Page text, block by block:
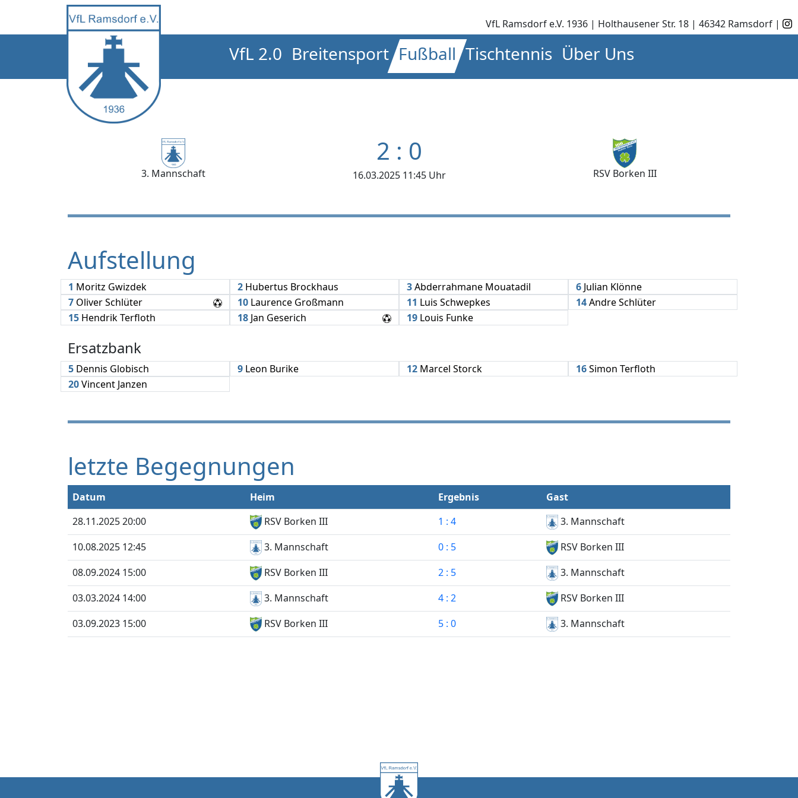
VfL Ramsdorf e.V. 1936 | Holthausener Str. 18 | 46342 Ramsdorf |
VfL 2.0 Breitensport Fußball Tischtennis Über Uns
3. Mannschaft
2 : 0
16.03.2025 11:45 Uhr RSV Borken III
Aufstellung
1 Moritz Gwizdek 2 Hubertus Brockhaus 3Abderrahmane Mouatadil 6 Julian Klönne
7 Oliver Schlüter 10 Laurence Großmann 11 Luis Schwepkes 14Andre Schlüter
15 Hendrik Terfloth 18 Jan Geserich 19 Louis Funke
Ersatzbank
5 Dennis Globisch 9 Leon Burike 12 Marcel Storck 16Simon Terfloth
20Vincent Janzen
letzte Begegnungen
Datum Heim Ergebnis
Gast
28.11.2025 20:00
RSV Borken III 1 : 4
3. Mannschaft
10.08.2025 12:45
3. Mannschaft 0 : 5
RSV Borken III
08.09.2024 15:00
RSV Borken III 2 : 5
3. Mannschaft
03.03.2024 14:00
3. Mannschaft 4 : 2
RSV Borken III
03.09.2023 15:00
RSV Borken III 5 : 0 3. Mannschaft